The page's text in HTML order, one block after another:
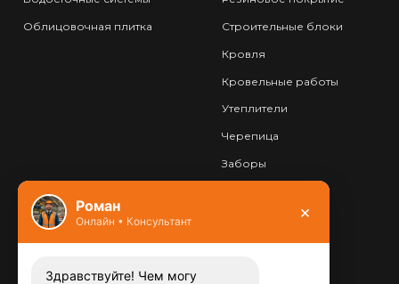
Облицовочная плитка Строительные блоки
Кровля
Кровельные работы
Утеплители
Черепица
Заборы
Контакты
Заказать звонок
Роман
Онлайн • Консультант ×
Здравствуйте! Чем могу